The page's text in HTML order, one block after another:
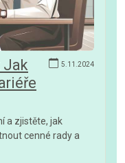
5.11.2024
Jak
a zjistěte, jak
cenné rady a